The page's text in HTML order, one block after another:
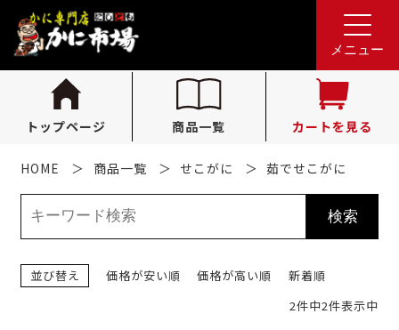
メニュー
トップページ 商品一覧 カートを見る
れんが亭へのお問い合わせ
tel.0796-36-1341
（受付時間 10:00〜16:00）
HOME 商品一覧 せこがに 茹でせこがに
並び替え 価格が安い順 価格が高い順
新着順
2件中2件表示中